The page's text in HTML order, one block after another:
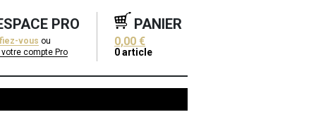
PRO
vous ou
compte Pro
PANIER
0,00 €
0article